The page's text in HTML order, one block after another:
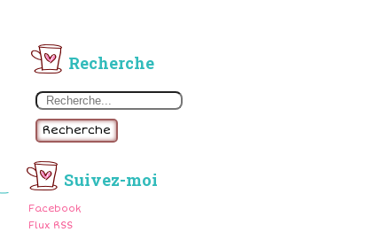
Recherche
Recherche
Suivez-moi
Facebook
Flux RSS